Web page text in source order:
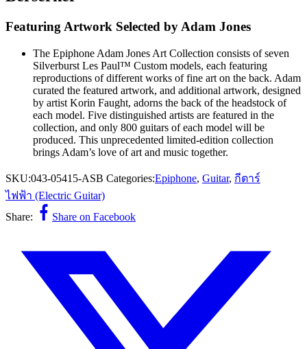
Featuring Artwork Selected by Adam Jones
The Epiphone Adam Jones Art Collection consists of seven
Silverburst Les Paul™ Custom models, each featuring
reproductions of different works of fine art on the back. Adam
curated the featured artwork, and additional artwork, designed
by artist Korin Faught, adorns the back of the headstock of
each model. Five distinguished artists are featured in the
collection, and only 800 guitars of each model will be
produced. This unprecedented limited-edition collection
brings Adam’s love of art and music together.
SKU:043-05415-ASB Categories:Epiphone, Guitar, กีตาร์
ไฟฟ้า (Electric Guitar)
Share:
Share on Facebook